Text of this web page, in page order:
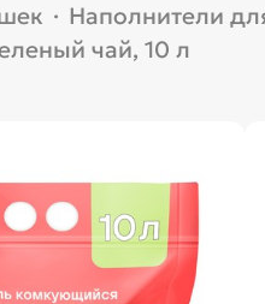
· Наполнители
чай, 10 л